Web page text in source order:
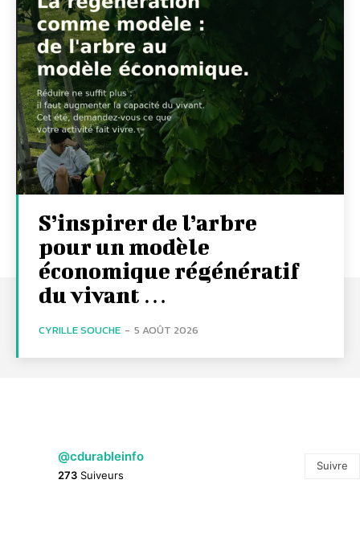
S’inspirer de l’arbre
pour un modèle
économique régénératif
du vivant …
CYRILLE SOUCHE - 5 AOÛT 2026
@cdurableinfo
273 Suiveurs
Suivre